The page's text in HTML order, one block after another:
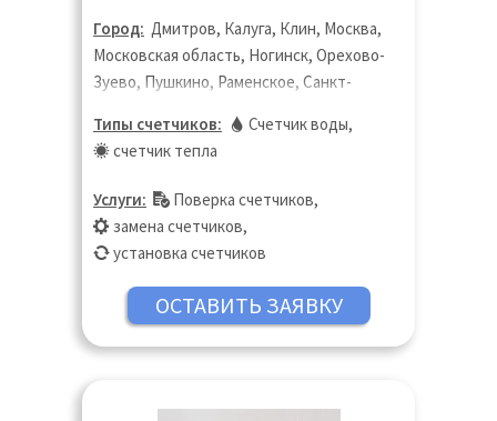
Город: Дмитров, Калуга, Клин, Москва,
Московская область, Ногинск, Орехово-
Зуево, Пушкино, Раменское, Санкт-
Солнечногорск, Химки, Щёлково,
Электросталь
Типы счетчиков: Счетчик воды,
счетчик тепла
Услуги: Поверка счетчиков,
замена счетчиков,
установка счетчиков